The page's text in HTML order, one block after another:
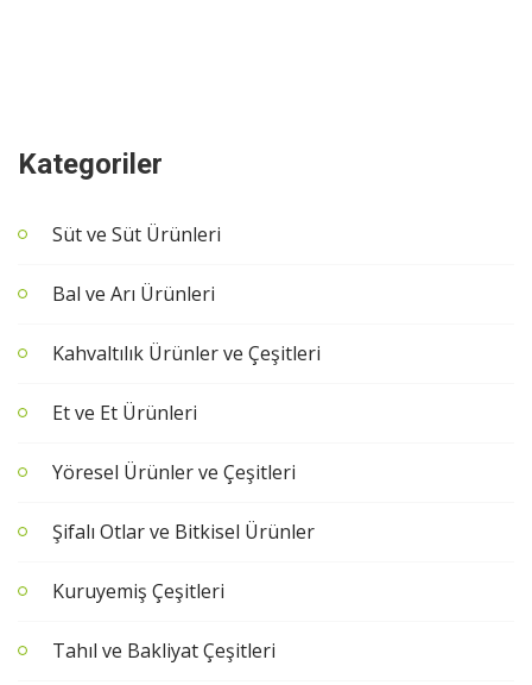
Kategoriler
Süt ve Süt Ürünleri
Bal ve Arı Ürünleri
Kahvaltılık Ürünler ve Çeşitleri
Et ve Et Ürünleri
Yöresel Ürünler ve Çeşitleri
Şifalı Otlar ve Bitkisel Ürünler
Kuruyemiş Çeşitleri
Tahıl ve Bakliyat Çeşitleri